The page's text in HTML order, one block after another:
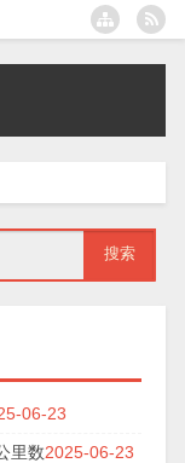
06-23
里数2025-06-23